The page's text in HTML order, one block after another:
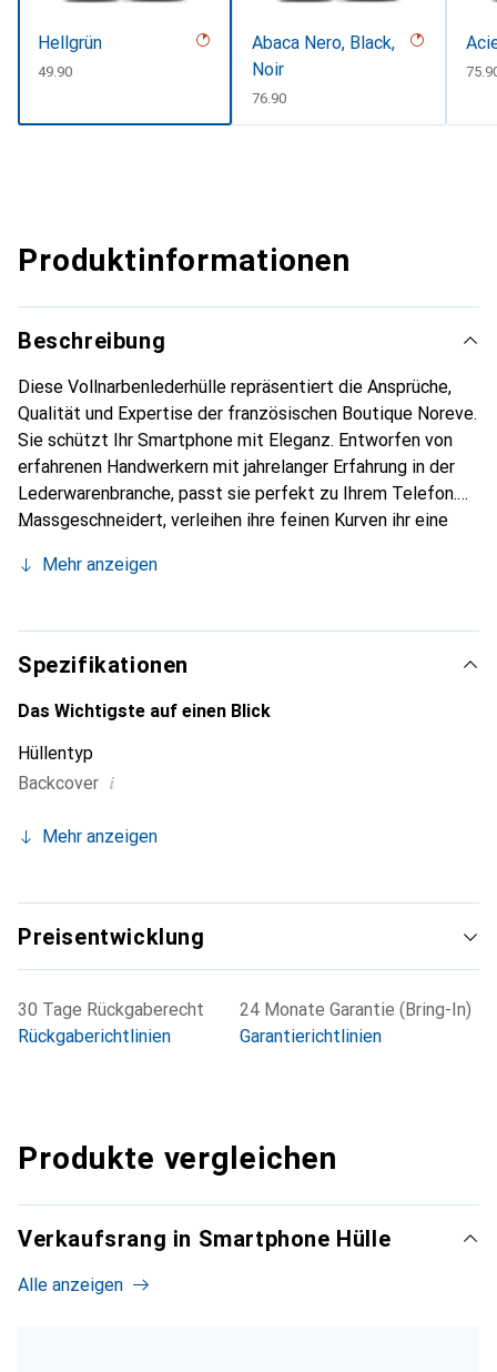
Hellgrün
CHF
49.90
Abaca Nero, Black,
Noir
CHF
76.90
CHF
Produktinformationen
Beschreibung
Diese Vollnarbenlederhülle repräsentiert die Ansprüche,
Qualität und Expertise der französischen Boutique Noreve.
Sie schützt Ihr Smartphone mit Eleganz. Entworfen von
erfahrenen Handwerkern mit jahrelanger Erfahrung in der
Lederwarenbranche, passt sie perfekt zu Ihrem Telefon.
Massgeschneidert, verleihen ihre feinen Kurven ihr eine
unverzichtbaren Accessoire für Ihr Smartphone.
die Marke Noreve eine zuverlässige Wahl für eine
anspruchsvolle Kundschaft.
Mehr anzeigen
Spezifikationen
Das Wichtigste auf einen Blick
Hüllentyp
Backcover i
Mehr anzeigen
Preisentwicklung
30 Tage Rückgaberecht
Rückgaberichtlinien
24 Monate Garantie (Bring-In)
Garantierichtlinien
Produkte vergleichen
Verkaufsrang in Smartphone Hülle
Alle anzeigen